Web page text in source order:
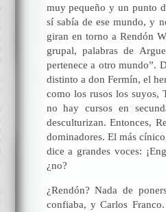
muy pequeño y un punto
sí sabía de ese mundo, y
giran en torno a Rendón
grupal, palabras de
pertenece a otro mundo”.
distinto a don Fermín, el
como los rusos los suyos,
no hay cursos en
desculturizan. Entonces,
dominadores. El más
dice a grandes voces:
¿no?
¿Rendón? Nada de
confiaba, y Carlos